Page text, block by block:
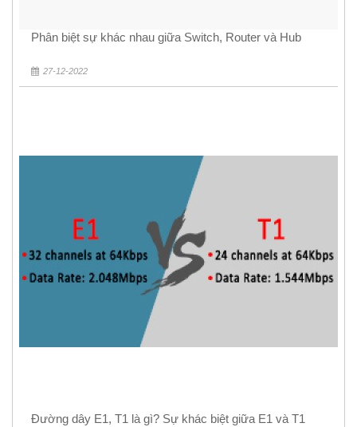
Phân biệt sự khác nhau giữa Switch, Router và Hub
27-12-2022
Đường dây E1, T1 là gì? Sự khác biệt giữa E1 và T1